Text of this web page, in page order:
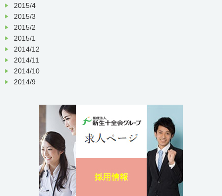
2015/4
2015/3
2015/2
2015/1
2014/12
2014/11
2014/10
2014/9